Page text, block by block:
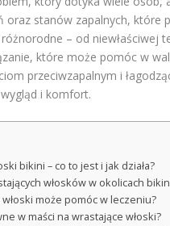
stanów zapalnych, które
– od niewłaściwej
które może pomóc w
przeciwzapalnym i
i komfort.
bikini – co to jest i jak działa?
włosków w okolicach
włoski może pomóc w leczeniu?
w maści na wrastające włoski?